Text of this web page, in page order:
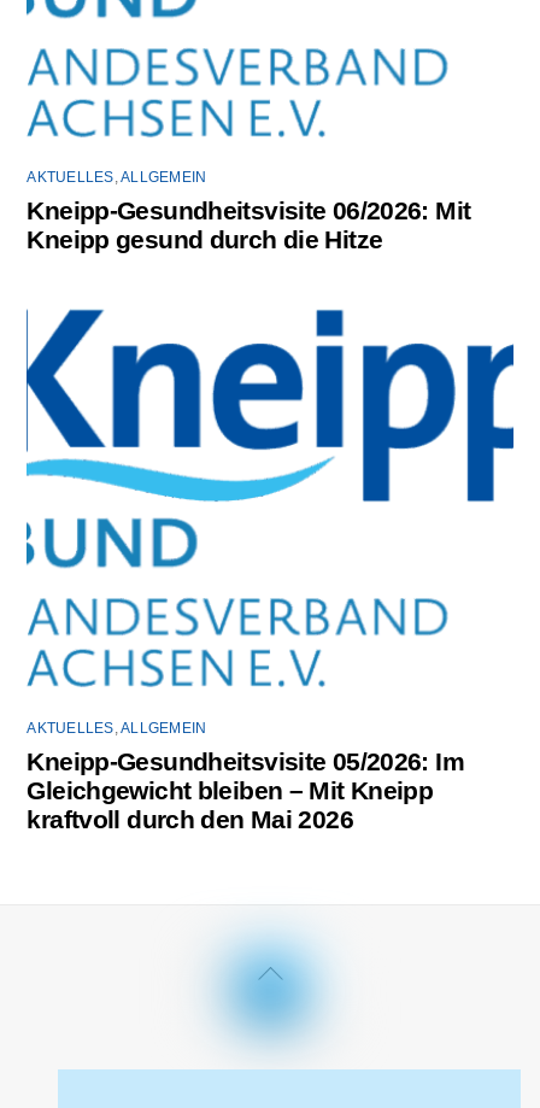
AKTUELLES,ALLGEMEIN
Kneipp-Gesundheitsvisite 06/2026: Mit
Kneipp gesund durch die Hitze
AKTUELLES ,ALLGEMEIN
Kneipp-Gesundheitsvisite 05/2026: Im
Gleichgewicht bleiben – Mit Kneipp
kraftvoll durch den Mai 2026
Back
Top